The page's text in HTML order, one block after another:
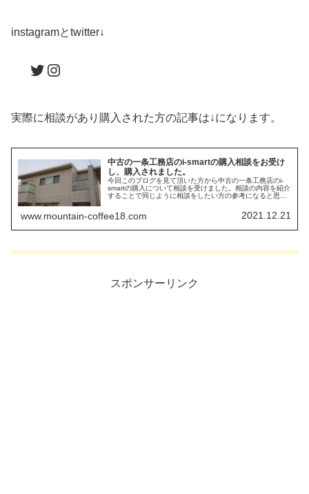
instagramとtwitter↓
Twitter
Instagram
実際に相談があり購入された方の記事は↓になります。
中古の一条工務店のi-smartの購入相談をお受け
し、購入されました。
今回このブログを見て頂いた方から中古の一条工務店のi-
smartの購入について相談を受けました。相談の内容を紹介
することで同じように相談をしたい方の参考になると思い
www.mountain-coffee18.com 2021.12.21
スポンサーリンク